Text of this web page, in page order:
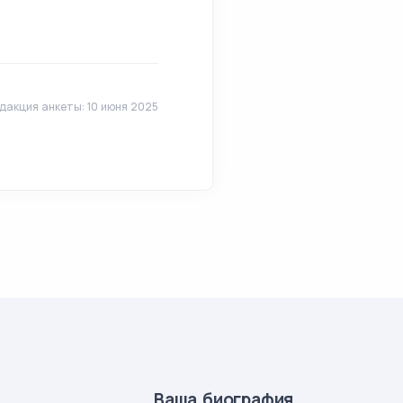
анкеты: 10 июня 2025